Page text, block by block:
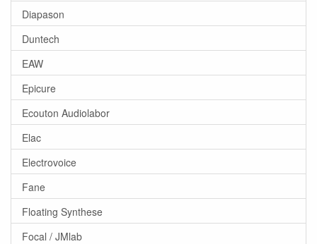
Diapason
Duntech
EAW
Epicure
Ecouton Audiolabor
Elac
Electrovoice
Fane
Floating Synthese
Focal / JMlab